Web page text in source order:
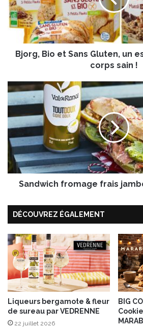
,
B
a
s
G
l
u
e
n
n
s
p
r
t
s
a
i
n
d
Bjorg, Bio et Sans Gluten, un
corps sain !
S
n
d
w
i
h
f
m
e
f
a
i
s
a
m
Sandwich fromage frais
DÉCOUVREZ ÉGALEMENT
Liqueurs bergamote & fleur
de sureau par VEDRENNE
22 juillet 2026
BIG